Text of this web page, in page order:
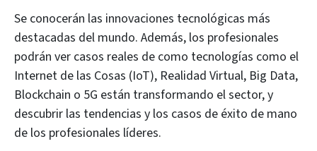
Se conocerán las innovaciones tecnológicas más
destacadas del mundo. Además, los profesionales
podrán ver casos reales de como tecnologías como el
Internet de las Cosas (IoT), Realidad Virtual, Big Data,
Blockchain o 5G están transformando el sector, y
descubrir las tendencias y los casos de éxito de mano
de los profesionales líderes.